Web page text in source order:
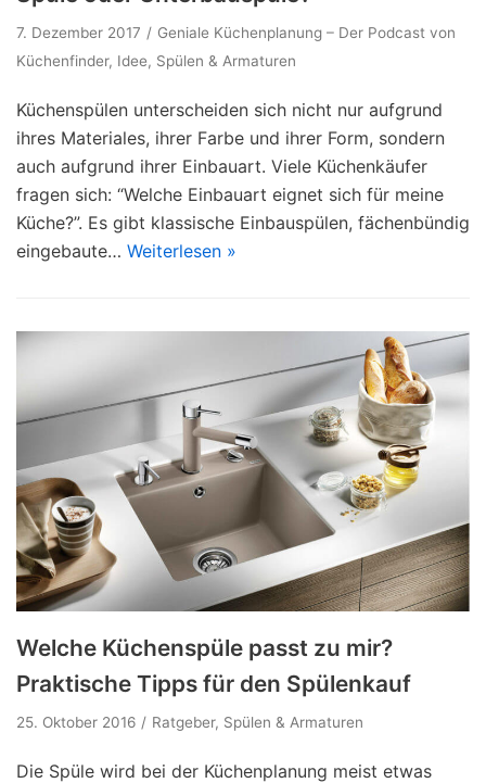
7. Dezember 2017
Geniale Küchenplanung – Der Podcast von
Küchenfinder, Idee, Spülen & Armaturen
Küchenspülen unterscheiden sich nicht nur aufgrund
ihres Materiales, ihrer Farbe und ihrer Form, sondern
auch aufgrund ihrer Einbauart. Viele Küchenkäufer
fragen sich: “Welche Einbauart eignet sich für meine
Küche?”. Es gibt klassische Einbauspülen, fächenbündig
eingebaute… Weiterlesen »
Welche Küchenspüle passt zu mir?
Praktische Tipps für den Spülenkauf
25. Oktober 2016 Ratgeber, Spülen & Armaturen
Die Spüle wird bei der Küchenplanung meist etwas